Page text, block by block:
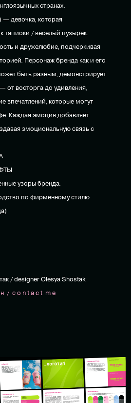
странах.
девочка, которая
тапиоки / весёлый пузырёк.
и дружелюбие, подчеркивая
Персонаж бренда как и его
быть разным, демонстрирует
от восторга до удивления,
впечатлений, которые могут
Каждая эмоция добавляет
эмоциональную связь с
узоры бренда.
по фирменному стилю
/ designer Olesya Shostak
н / c o n t a c t m e